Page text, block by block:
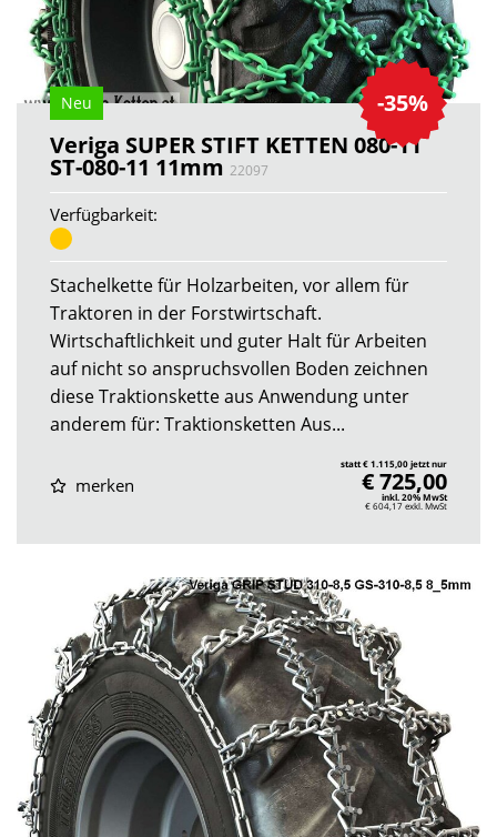
-35%
Neu
Veriga SUPER STIFT KETTEN 080-11
ST-080-11 11mm 22097
Verfügbarkeit:
Stachelkette für Holzarbeiten, vor allem für
Traktoren in der Forstwirtschaft.
Wirtschaftlichkeit und guter Halt für Arbeiten
auf nicht so anspruchsvollen Boden zeichnen
diese Traktionskette aus Anwendung unter
anderem für: Traktionsketten Aus...
merken
statt € 1.115,00 jetzt nur
€ 725,00
inkl. 20% MwSt
€ 604,17exkl. MwSt